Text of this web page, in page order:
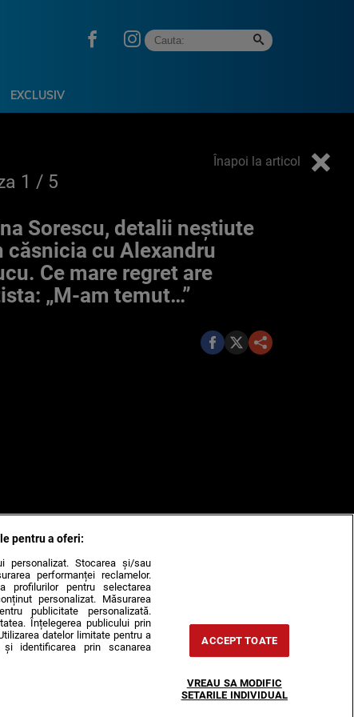
EXCLUSIV
Înapoi la articol
1 / 5
Sorescu, detalii neştiute
căsnicia cu Alexandru
Ce mare regret are
„M-am temut…”
pentru a oferi:
personalizat. Stocarea și/sau
performanței reclamelor.
profilurilor pentru selectarea
personalizat. Măsurarea
publicitate personalizată.
Înțelegerea publicului prin
datelor limitate pentru a
identificarea prin scanarea
ACCEPT TOATE
VREAU SA MODIFIC
SETARILE INDIVIDUAL